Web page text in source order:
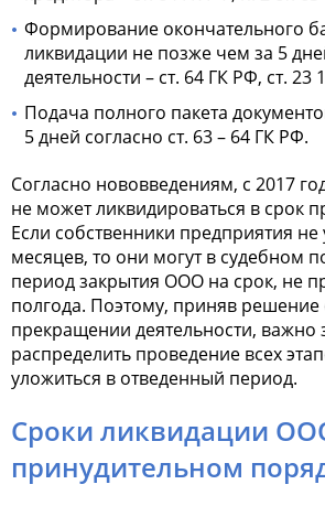
Формирование окончательного
ликвидации не позже чем за 5
деятельности – ст. 64 ГК РФ, ст. 23
Подача полного пакета
5 дней согласно ст. 63 – 64 ГК РФ.
Согласно нововведениям, с 2017
не может ликвидироваться в срок
Если собственники предприятия
месяцев, то они могут в судебном
периодзакрытия ООО на срок, не
полгода. Поэтому, приняв
прекращении деятельности, важно
распределить проведение всех
уложиться в отведенный период.
Сроки ликвидации
принудительном